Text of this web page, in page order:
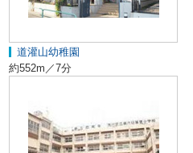
道灌山幼稚園
約552m／7分